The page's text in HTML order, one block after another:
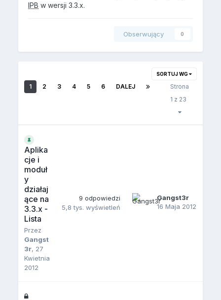
IPB w wersji 3.3.x.
Obserwujący 0
SORTUJ WG
1 2 3 4 5 6 DALEJ
Strona
1 z 23
Aplika
cje i
moduł
y
działaj
ące na
3.3.x -
Lista
Przez
Gangst
3r, 27
Kwietnia
2012
9 odpowiedzi
5,8 tys. wyświetleń
Gangst3r
16 Maja 2012